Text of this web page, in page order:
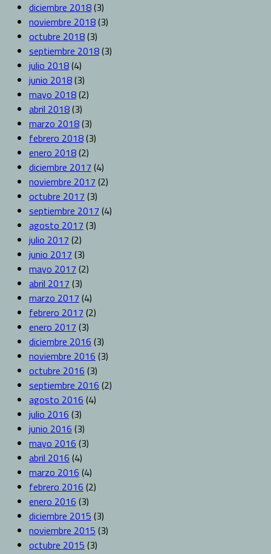
diciembre 2018(3)
noviembre 2018(3)
octubre 2018(3)
septiembre 2018(3)
julio 2018(4)
junio 2018(3)
mayo 2018(2)
abril 2018(3)
marzo 2018(3)
febrero 2018(3)
enero 2018(2)
diciembre 2017 (4)
noviembre 2017 (2)
octubre 2017 (3)
septiembre 2017 (4)
agosto 2017 (3)
julio 2017 (2)
junio 2017 (3)
mayo 2017 (2)
abril 2017 (3)
marzo 2017 (4)
febrero 2017 (2)
enero 2017 (3)
diciembre 2016 (3)
noviembre 2016 (3)
octubre 2016 (3)
septiembre 2016 (2)
agosto 2016 (4)
julio 2016 (3)
junio 2016 (3)
mayo 2016 (3)
abril 2016 (4)
marzo 2016 (4)
febrero 2016 (2)
enero 2016 (3)
diciembre 2015 (3)
noviembre 2015 (3)
octubre 2015 (3)